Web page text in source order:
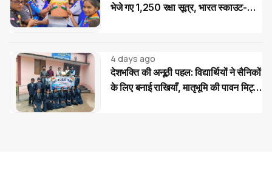
भेजे गए 1,250 रक्षा सूत्र, भारत स्काउट-
4 days ago
देशभक्ति की अनूठी पहल: विद्यार्थियों ने सैनिकों
के लिए बनाई राखियाँ, मातृभूमि की पावन मिट्टी